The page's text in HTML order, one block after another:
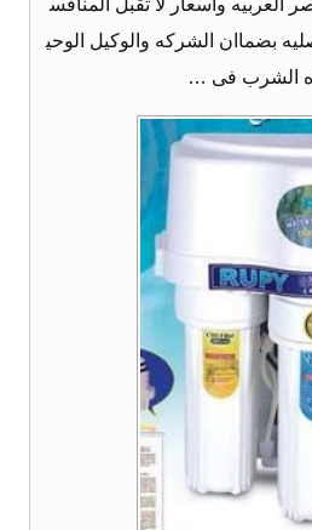
العربيه واسعار لا تقبل المنافس
بضماان الشركه والوكيل الوحي
الشرب فى …